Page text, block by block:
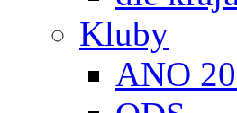
Kluby
ANO